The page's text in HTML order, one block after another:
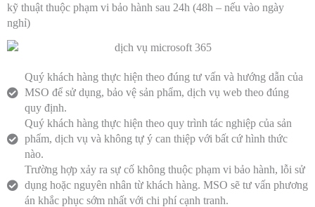
kỹ thuật thuộc phạm vi bảo hành sau 24h (48h – nếu vào ngày
nghỉ)
Quý khách hàng thực hiện theo đúng tư vấn và hướng dẫn của
MSO để sử dụng, bảo vệ sản phẩm, dịch vụ web theo đúng
quy định.
Quý khách hàng thực hiện theo quy trình tác nghiệp của sản
phẩm, dịch vụ và không tự ý can thiệp với bất cứ hình thức
nào.
Trường hợp xảy ra sự cố không thuộc phạm vi bảo hành, lỗi sử
dụng hoặc nguyên nhân từ khách hàng. MSO sẽ tư vấn phương
án khắc phục sớm nhất với chi phí cạnh tranh.